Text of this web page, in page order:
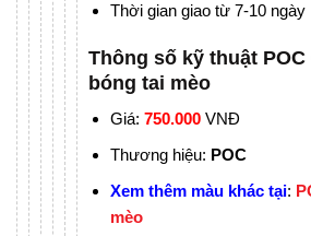
Thời gian giao từ 7-10 ngày
Thông số kỹ thuật POC
bóng tai mèo
Giá: 750.000VNĐ
Thương hiệu: POC
Xem thêm màu khác tại:
mèo